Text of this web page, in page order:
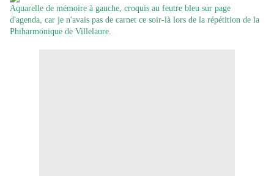
Aquarelle de mémoire à gauche, croquis au feutre bleu sur page
d'agenda, car je n'avais pas de carnet ce soir-là lors de la répétition de la
Phiharmonique de Villelaure.